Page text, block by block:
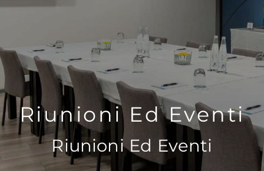
Riunioni Ed Eventi
Riunioni Ed Eventi